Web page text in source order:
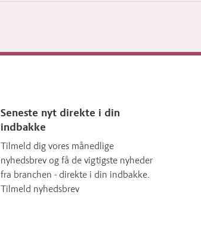
Seneste nyt direkte i din
indbakke
Tilmeld dig vores månedlige
nyhedsbrev og få de vigtigste nyheder
fra branchen - direkte i din indbakke.
Tilmeld nyhedsbrev